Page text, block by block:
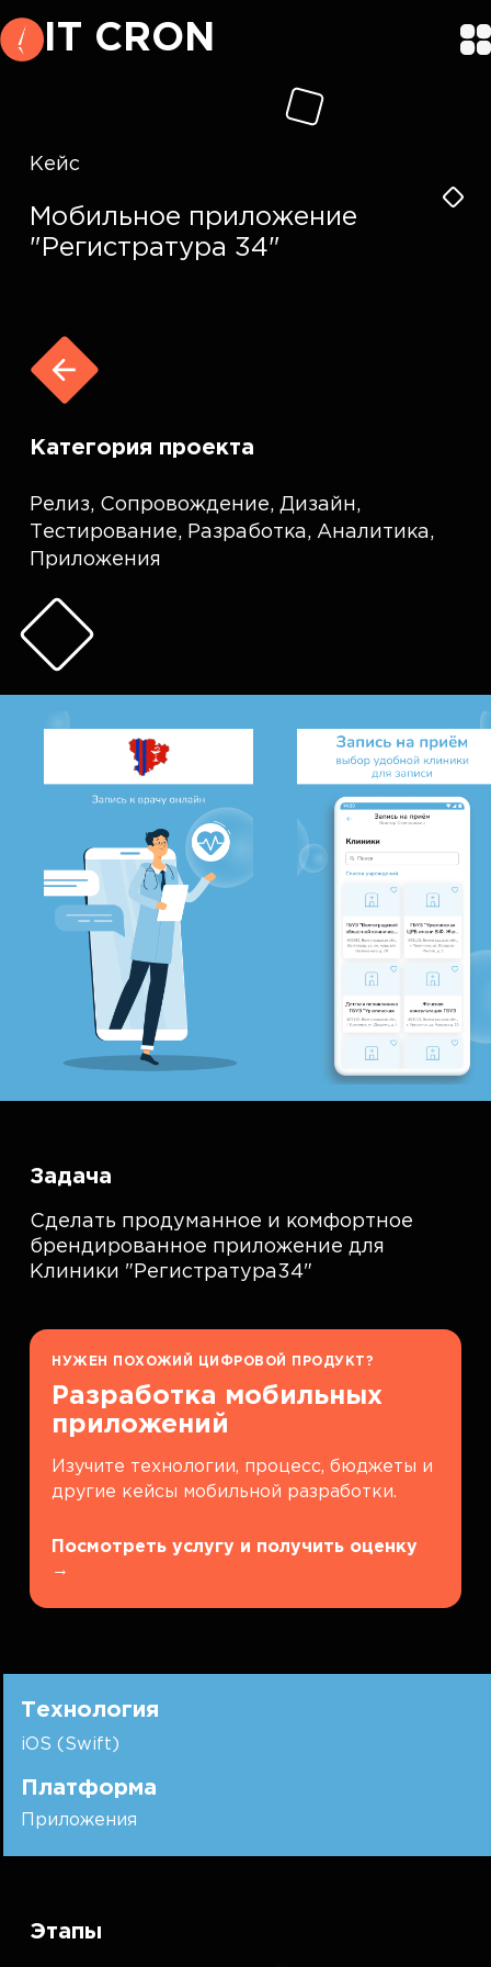
IT CRON
Кейс
Мобильное приложение
"Регистратура 34"
Категория проекта
Релиз, Сопровождение, Дизайн,
Тестирование, Разработка, Аналитика,
Приложения
Задача
Сделать продуманное и комфортное
брендированное приложение для
Клиники "Регистратура34"
НУЖЕН ПОХОЖИЙ ЦИФРОВОЙ ПРОДУКТ?
Разработка мобильных
приложений
Изучите технологии, процесс, бюджеты и
другие кейсы мобильной разработки.
Посмотреть услугу и получить оценку
→
Технология
iOS (Swift)
Платформа
Приложения
Этапы